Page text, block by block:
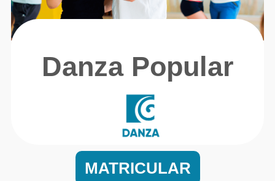
Danza Popular
MATRICULAR